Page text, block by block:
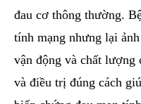
đau cơ thông thường.
tính mạng nhưng lại
vận động và chất lượng
và điều trị đúng cách